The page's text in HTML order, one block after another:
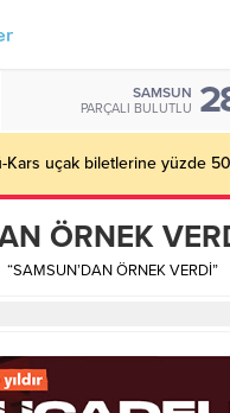
SAMSUN
PARÇALI BULUTLU
İlan Kurumu Genel Müdürü
buluştu
ÖRNEK
“SAMSUN’DAN ÖRNEK VERDİ”